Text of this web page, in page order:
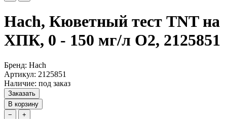
Hach, Кюветный тест TNT на
ХПК, 0 - 150 мг/л О2, 2125851
Бренд: Hach
Артикул: 2125851
Наличие: под заказ
Заказать
В корзину
−
+